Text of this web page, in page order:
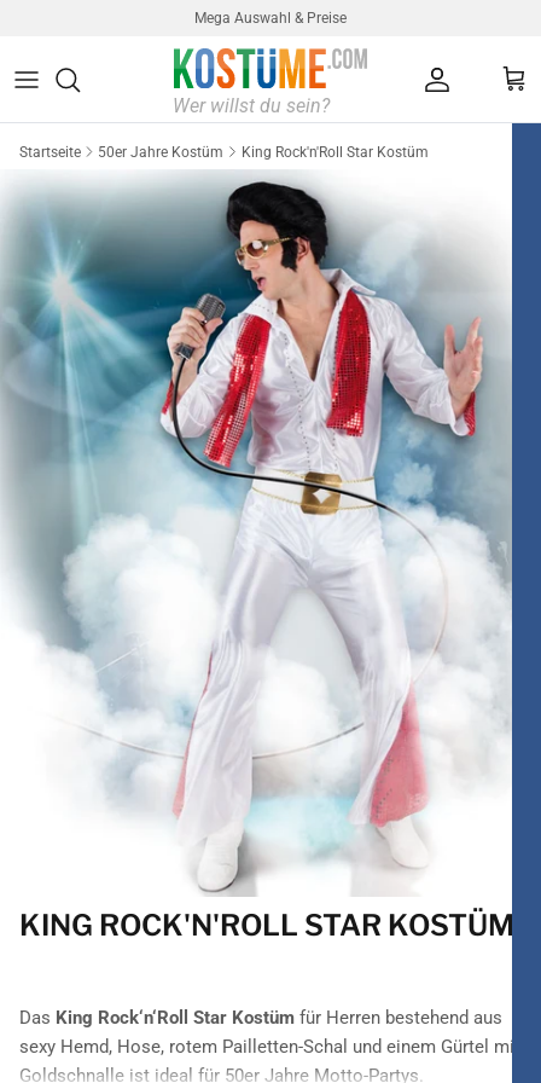
Mega Auswahl & Preise
Startseite 50er Jahre Kostüm King Rock'n'Roll Star Kostüm
KING ROCK'N'ROLL STAR KOSTÜM
Das King Rock‘n‘Roll Star Kostüm für Herren bestehend aus
sexy Hemd, Hose, rotem Pailletten-Schal und einem Gürtel mit
Goldschnalle ist ideal für 50er Jahre Motto-Partys.